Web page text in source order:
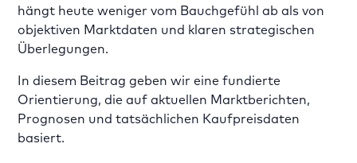
hängt heute weniger vom Bauchgefühl ab als von
objektiven Marktdaten und klaren strategischen
Überlegungen.
In diesem Beitrag geben wir eine fundierte
Orientierung, die auf aktuellen Marktberichten,
Prognosen und tatsächlichen Kaufpreisdaten
basiert.